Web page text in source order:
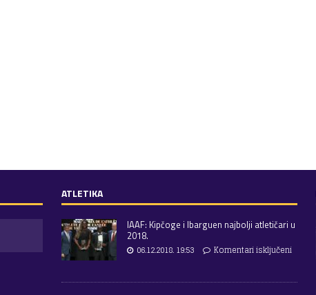
ATLETIKA
IAAF: Kipčoge i Ibarguen najbolji atletičari u
2018.
06.12.2018. 19:53
Komentari isključeni